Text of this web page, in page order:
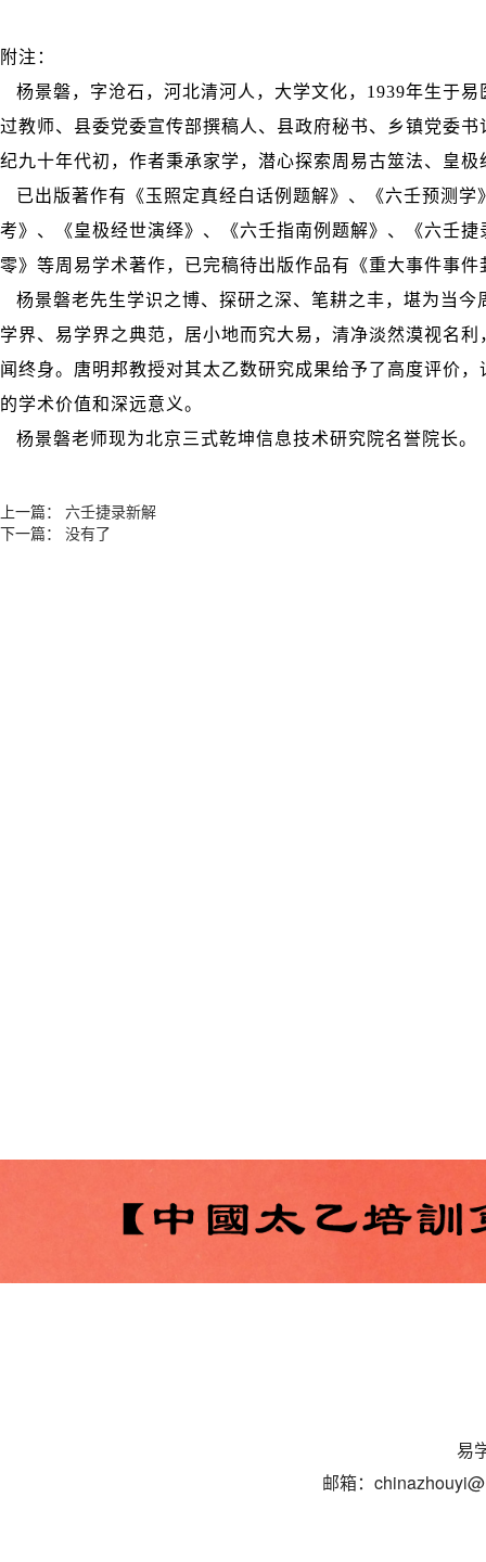
附注：
杨景磐，字沧石，河北清河人，大学文化，1939年生于
过教师、县委党委宣传部撰稿人、县政府秘书、乡镇党委
纪九十年代初，作者秉承家学，潜心探索周易古筮法、皇
已出版著作有《玉照定真经白话例题解》、《六壬预测
考》、《皇极经世演绎》、《六壬指南例题解》、《六壬
零》等周易学术著作，已完稿待出版作品有《重大事件事
杨景磐老先生学识之博、探研之深、笔耕之丰，堪为当
学界、易学界之典范，居小地而究大易，清净淡然漠视名
闻终身。唐明邦教授对其太乙数研究成果给予了高度评价
的学术价值和深远意义。
杨景磐老师现为北京三式乾坤信息技术研究院名誉院长。
上一篇： 六壬捷录新解
下一篇： 没有了
易
邮箱：